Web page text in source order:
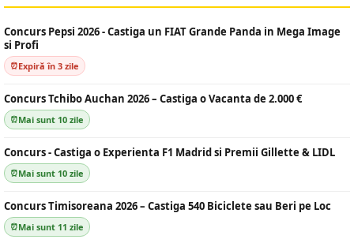
Concurs Pepsi 2026 - Castiga un FIAT Grande Panda in Mega Image
si Profi
Expiră în 3 zile
Concurs Tchibo Auchan 2026 – Castiga o Vacanta de 2.000 €
Mai sunt 10 zile
Concurs - Castiga o Experienta F1 Madrid si Premii Gillette & LIDL
Mai sunt 10 zile
Concurs Timisoreana 2026 – Castiga 540 Biciclete sau Beri pe Loc
Mai sunt 11 zile